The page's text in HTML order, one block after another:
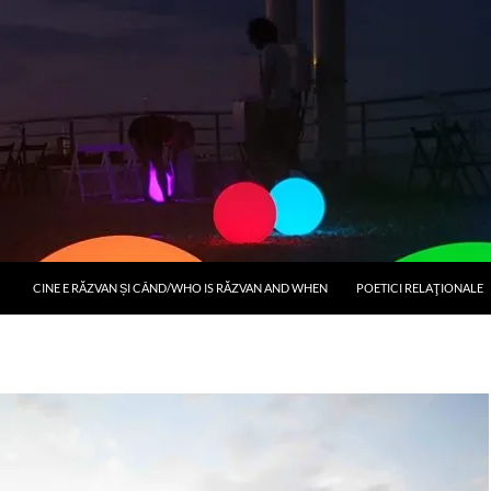
CINE E RĂZVAN ȘI CÂND/WHO IS RĂZVAN AND WHEN POETICI RELAŢIONALE